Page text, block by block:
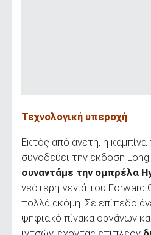
Τεχνολογική υπεροχή
Εκτός από άνετη, η
συνοδεύει την έκδοση
συναντάμε την ομπρέλα
νεότερη γενιά του Forward
πολλά ακόμη. Σε επίπεδο
ψηφιακό πίνακα οργάνων